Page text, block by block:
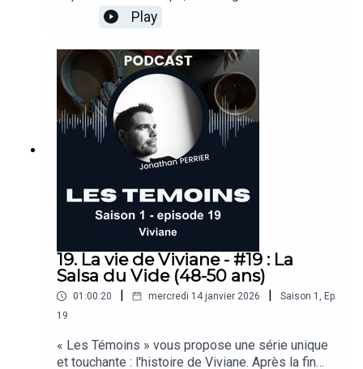
calendrier.Ici, c’est juste toi et moi.Des épisodes
qui sortent quand l’envie me prend, sur les
thèmes qui me touchent et que j’ai envie de
partager.Pas de posture, pas de masque :
seulement une conversation intime, entre
nous.Parce que parfois, on a besoin d’appuyer sur
pause… une parenthèse rien qu’à
nous.Musique: Gaia - Nova NomaSource:
https://soundcloud.com/nova-nomaLicence:
https://creativecommons.org/licenses/by/3.0/de
Play
19. La vie de Viviane - #19 : La
Salsa du Vide (48-50 ans)
01:00:20 mercredi 14 janvier 2026 Saison 1 , Ep.
19
« Les Témoins » vous propose une série unique
et touchante : l'histoire de Viviane. Après la fin